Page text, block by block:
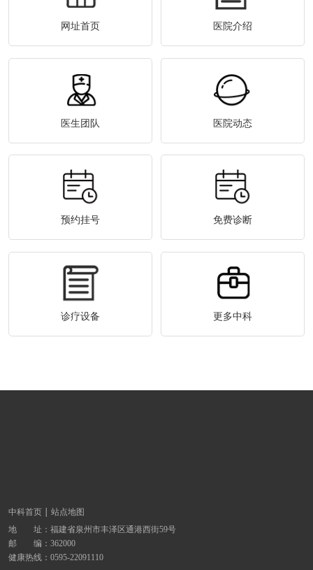
网址首页 医院介绍
医生团队 医院动态
预约挂号 免费诊断
诊疗设备 更多中科
中科首页
站点地图
地 址： 福建省泉州市丰泽区通港西街59号
邮 编：362000
健康热线： 0595-22091110